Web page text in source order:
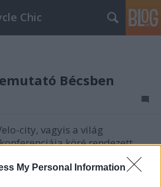
My Personal Information
Chic
Bécsben
city, vagyis a világ
köré rendezett
az önkormányzat, aminek